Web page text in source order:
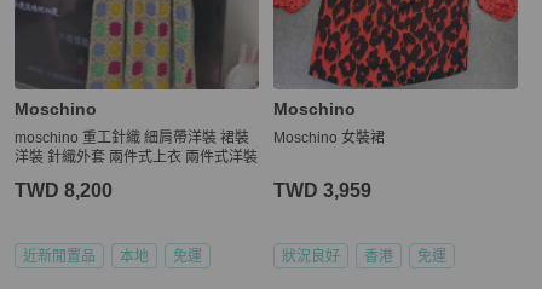
Moschino
moschino 重工針織 細肩帶洋裝 裙裝
洋裝 針織外套 兩件式上衣 兩件式洋裝
TWD 8,200
近新閒置品 本地 免運
Moschino
Moschino 女裝裙
TWD 3,959
狀況良好 香港 免運